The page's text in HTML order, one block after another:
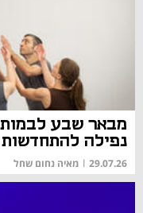
מבאר שבע לבמות
נפילה להתחדשות
29.07.26
| מאיה נחום שחל